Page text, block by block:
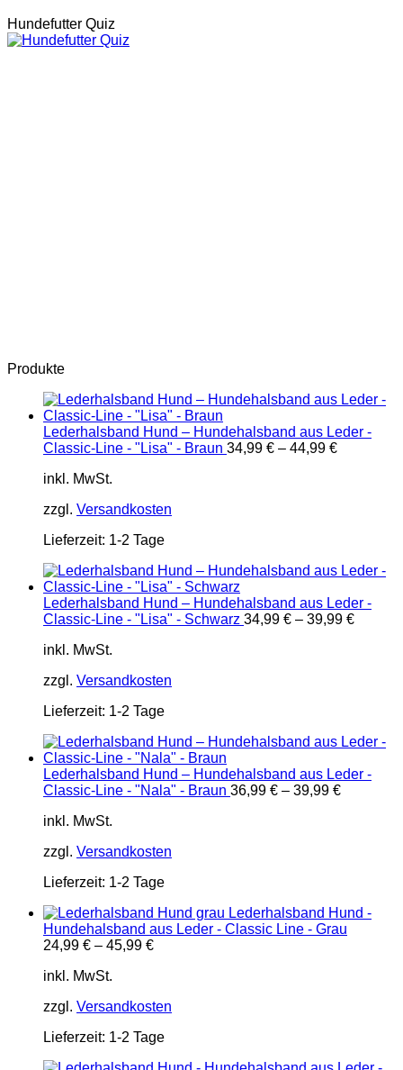
Hundefutter Quiz
Produkte
Lederhalsband Hund – Hundehalsband aus Leder -
Classic-Line - "Lisa" - Braun 34,99 € – 44,99 €
inkl. MwSt.
zzgl. Versandkosten
Lieferzeit: 1-2 Tage
Lederhalsband Hund – Hundehalsband aus Leder -
Classic-Line - "Lisa" - Schwarz 34,99 € – 39,99 €
inkl. MwSt.
zzgl. Versandkosten
Lieferzeit: 1-2 Tage
Lederhalsband Hund – Hundehalsband aus Leder -
Classic-Line - "Nala" - Braun 36,99 € – 39,99 €
inkl. MwSt.
zzgl. Versandkosten
Lieferzeit: 1-2 Tage
Lederhalsband Hund -
Hundehalsband aus Leder - Classic Line - Grau
24,99 € – 45,99 €
inkl. MwSt.
zzgl. Versandkosten
Lieferzeit: 1-2 Tage